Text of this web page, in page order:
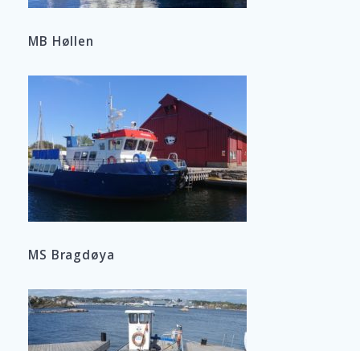
MB Høllen
MS Bragdøya